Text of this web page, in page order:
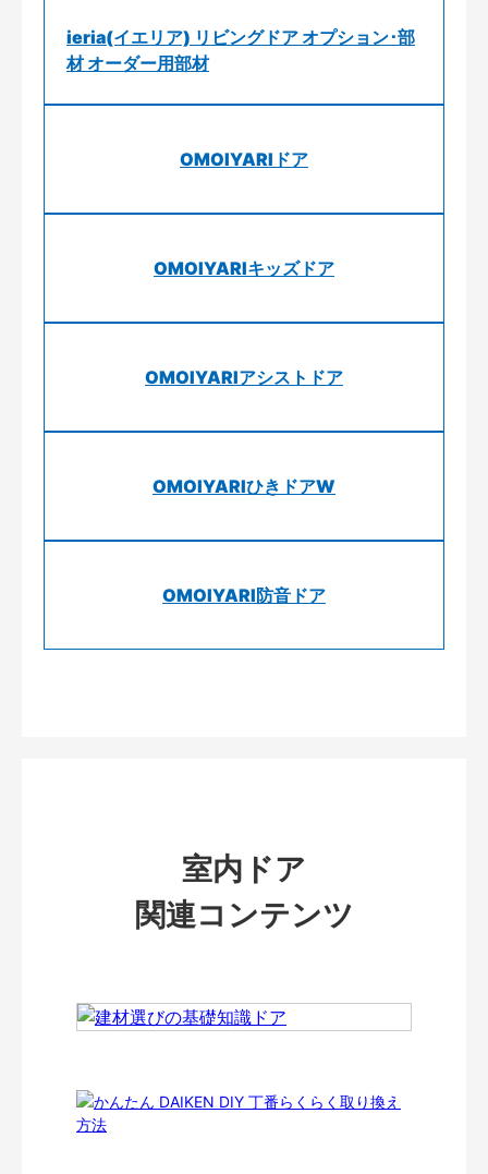
ieria(イエリア) リビングドア オプション･部
材 オーダー用部材
OMOIYARIドア
OMOIYARIキッズドア
OMOIYARIアシストドア
OMOIYARIひきドアW
OMOIYARI防音ドア
室内ドア
関連コンテンツ